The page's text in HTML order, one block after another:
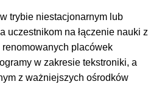
trybie niestacjonarnym lub
uczestnikom na łączenie nauki z
placówek
w zakresie tekstroniki, a
z ważniejszych ośrodków